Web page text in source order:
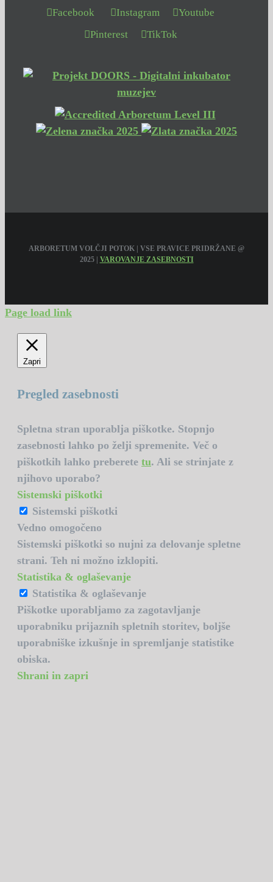
Facebook Instagram
Youtube
Pinterest
TikTok
ARBORETUM VOLČJI POTOK | VSE PRAVICE PRIDRŽANE @
2025 | VAROVANJE ZASEBNOSTI
Page load link
Zapri
Pregled zasebnosti
Spletna stran uporablja piškotke. Stopnjo
zasebnosti lahko po želji spremenite. Več o
piškotkih lahko preberete tu. Ali se strinjate z
njihovo uporabo?
Sistemski piškotki
Sistemski piškotki
Vedno omogočeno
Sistemski piškotki so nujni za delovanje spletne
strani. Teh ni možno izklopiti.
Statistika & oglaševanje
Statistika & oglaševanje
Piškotke uporabljamo za zagotavljanje
uporabniku prijaznih spletnih storitev, boljše
uporabniške izkušnje in spremljanje statistike
obiska.
Shrani in zapri